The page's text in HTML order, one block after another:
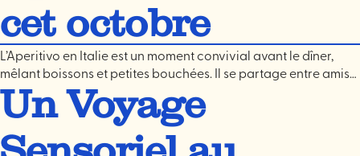
cet octobre
L’Aperitivo en Italie est un moment convivial avant le dîner,
mêlant boissons et petites bouchées. Il se partage entre amis…
Un Voyage